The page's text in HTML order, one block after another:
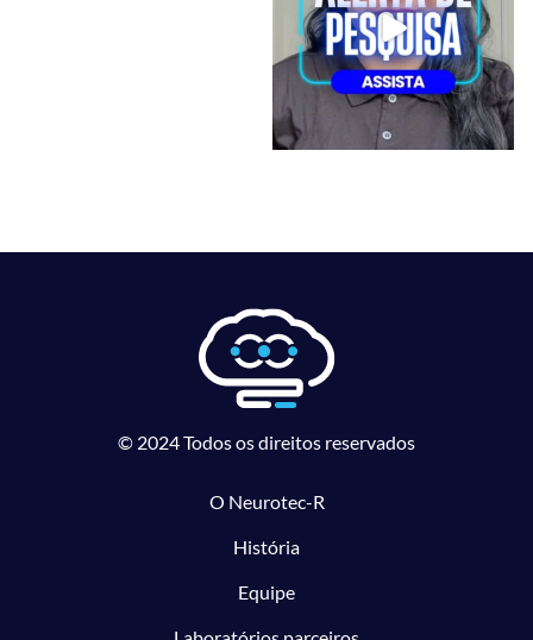
© 2024 Todos os direitos reservados
O Neurotec-R
História
Equipe